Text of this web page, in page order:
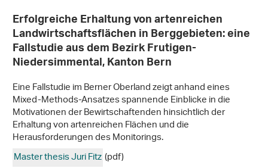
Erfolgreiche Erhaltung von artenreichen
Landwirtschaftsflächen in Berggebieten: eine
Fallstudie aus dem Bezirk Frutigen-
Niedersimmental, Kanton Bern
Eine Fallstudie im Berner Oberland zeigt anhand eines
Mixed-Methods-Ansatzes spannende Einblicke in die
Motivationen der Bewirtschaftenden hinsichtlich der
Erhaltung von artenreichen Flächen und die
Herausforderungen des Monitorings.
Master thesis Juri Fitz(pdf)